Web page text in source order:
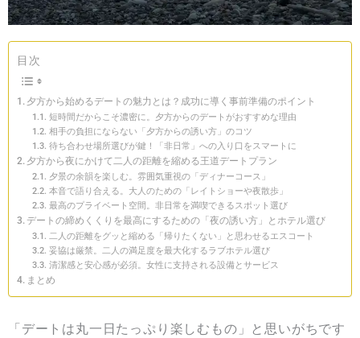
目次
夕方から始めるデートの魅力とは？成功に導く事前準備のポイント
短時間だからこそ濃密に。夕方からのデートがおすすめな理由
相手の負担にならない「夕方からの誘い方」のコツ
待ち合わせ場所選びが鍵！「非日常」への入り口をスマートに
夕方から夜にかけて二人の距離を縮める王道デートプラン
夕景の余韻を楽しむ。雰囲気重視の「ディナーコース」
本音で語り合える。大人のための「レイトショーや夜散歩」
最高のプライベート空間。非日常を満喫できるスポット選び
デートの締めくくりを最高にするための「夜の誘い方」とホテル選び
二人の距離をグッと縮める「帰りたくない」と思わせるエスコート
妥協は厳禁。二人の満足度を最大化するラブホテル選び
清潔感と安心感が必須。女性に支持される設備とサービス
まとめ
「デートは丸一日たっぷり楽しむもの」と思いがちです